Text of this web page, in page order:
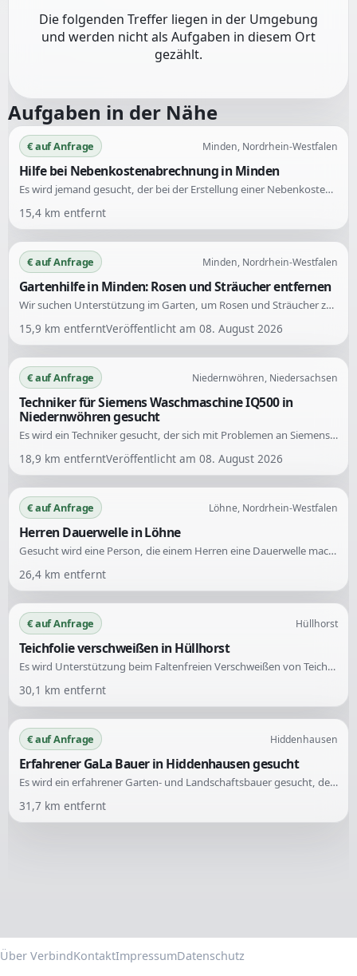
Die folgenden Treffer liegen in der Umgebung
und werden nicht als Aufgaben in diesem Ort
gezählt.
Aufgaben in der Nähe
€ auf Anfrage Minden, Nordrhein-Westfalen
Hilfe bei Nebenkostenabrechnung in Minden
Es wird jemand gesucht, der bei der Erstellung einer Nebenkostenabrechnung im privaten Bereich hilft. Die Unterstützung wird für die Abrechnung von Nebenkosten benötigt.
15,4 km entfernt
€ auf Anfrage Minden, Nordrhein-Westfalen
Gartenhilfe in Minden: Rosen und Sträucher entfernen
Wir suchen Unterstützung im Garten, um Rosen und Sträucher zu entfernen. Die Terrasse soll um ca. 1m x 6m erweitert werden. Unterstützung wird bei dieser Aufgabe benötigt.
15,9 km entferntVeröffentlicht am 08. August 2026
€ auf Anfrage Niedernwöhren, Niedersachsen
Techniker für Siemens Waschmaschine IQ500 in
Niedernwöhren gesucht
Es wird ein Techniker gesucht, der sich mit Problemen an Siemens Waschmaschinen, Modell IQ500, auskennt. Der Fehler konnte trotz Prüfung und Demontage der Maschine nicht gefunden werden.
18,9 km entferntVeröffentlicht am 08. August 2026
€ auf Anfrage Löhne, Nordrhein-Westfalen
Herren Dauerwelle in Löhne
Gesucht wird eine Person, die einem Herren eine Dauerwelle macht. Dies ist eine einmalige Dienstleistung.
26,4 km entfernt
€ auf Anfrage Hüllhorst
Teichfolie verschweißen in Hüllhorst
Es wird Unterstützung beim Faltenfreien Verschweißen von Teichfolie gesucht. Erfahrung im Umgang mit Teichfolie ist gewünscht.
30,1 km entfernt
€ auf Anfrage Hiddenhausen
Erfahrener GaLa Bauer in Hiddenhausen gesucht
Es wird ein erfahrener Garten- und Landschaftsbauer gesucht, der die Rasenfläche neben einer bestehenden Terrasse herstellen kann. Die Aufgaben umfassen das Auffüllen von Mutterboden und den Aufbau eines Gulischachts.
31,7 km entfernt
Über VerbindKontaktImpressumDatenschutz